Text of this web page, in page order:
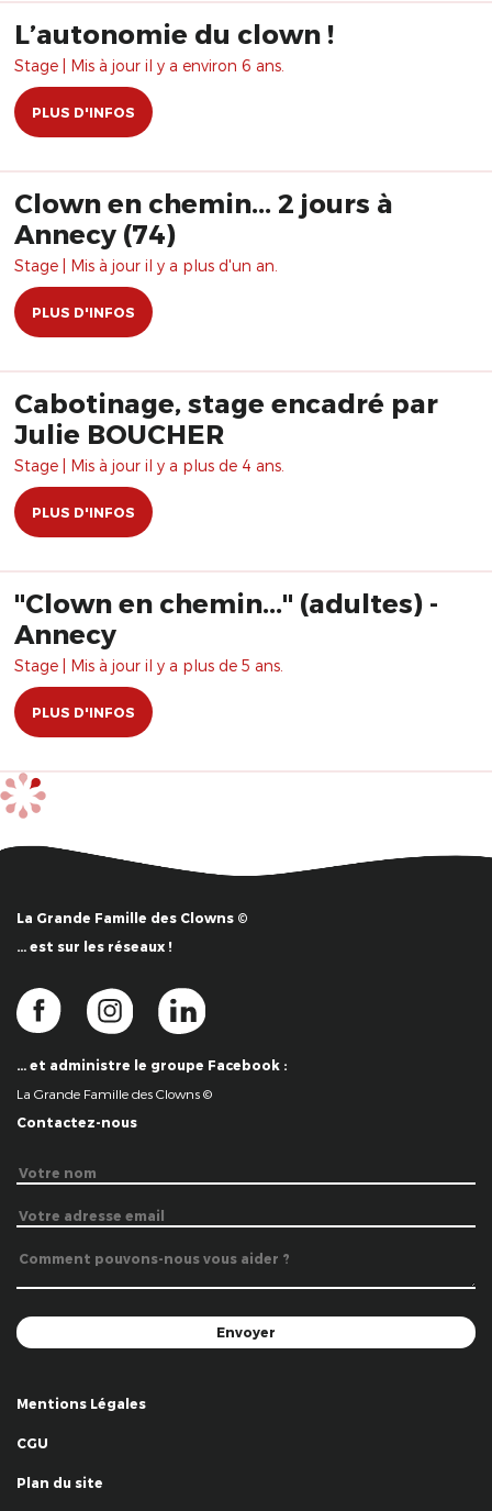
L’autonomie du clown !
Stage | Mis à jour il y a environ 6 ans.
PLUS D'INFOS
Clown en chemin... 2 jours à
Annecy (74)
Stage | Mis à jour il y a plus d'un an.
PLUS D'INFOS
Cabotinage, stage encadré par
Julie BOUCHER
Stage | Mis à jour il y a plus de 4 ans.
PLUS D'INFOS
"Clown en chemin..." (adultes) -
Annecy
Stage | Mis à jour il y a plus de 5 ans.
PLUS D'INFOS
La Grande Famille des Clowns ©
… est sur les réseaux !
… et administre le groupe Facebook :
La Grande Famille des Clowns ©
Contactez-nous
Mentions Légales
CGU
Plan du site